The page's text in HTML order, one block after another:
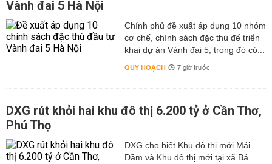
Vành đai 5 Hà Nội
Chính phủ đề xuất áp dụng 10 nhóm
cơ chế, chính sách đặc thù để triển
khai dự án Vành đai 5, trong đó có...
QUY HOẠCH 7 giờ trước
DXG rút khỏi hai khu đô thị 6.200 tỷ ở Cần Thơ,
Phú Thọ
DXG cho biết Khu đô thị mới Mái
Dầm và Khu đô thị mới tại xã Bá